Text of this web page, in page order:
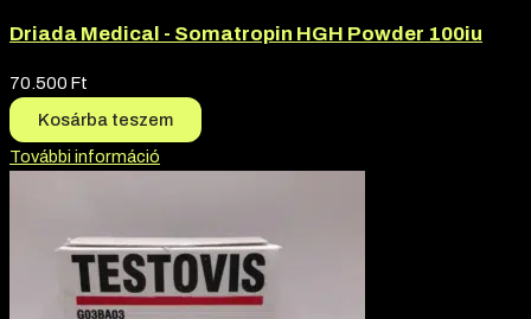
Driada Medical - Somatropin HGH Powder 100iu
70.500 Ft
Kosárba teszem
További információ